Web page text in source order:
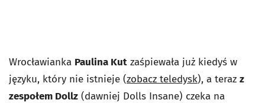
Wrocławianka Paulina Kut zaśpiewała już kiedyś w
języku, który nie istnieje (zobacz teledysk), a teraz z
zespołem Dollz (dawniej Dolls Insane) czeka na